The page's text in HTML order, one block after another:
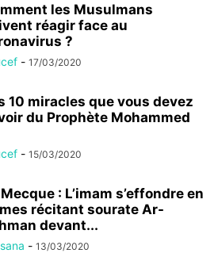
les Musulmans
réagir face au
?
- 17/03/2020
10 miracles que vous devez
du Prophète Mohammed
- 15/03/2020
: L’imam s’effondre en
récitant sourate Ar-
devant...
- 13/03/2020